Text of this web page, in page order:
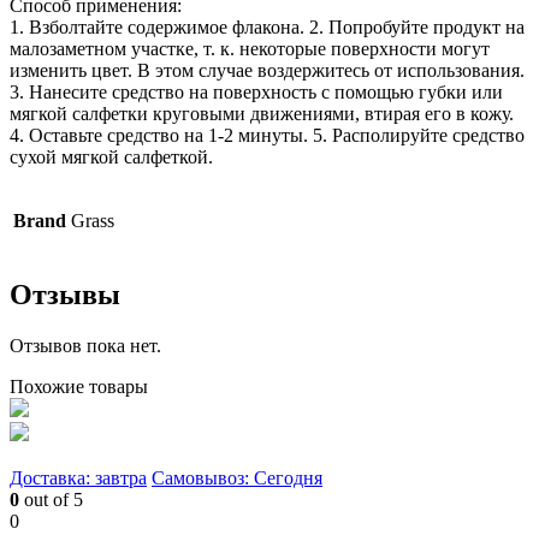
Способ применения:
1. Взболтайте содержимое флакона. 2. Попробуйте продукт на
малозаметном участке, т. к. некоторые поверхности могут
изменить цвет. В этом случае воздержитесь от использования.
3. Нанесите средство на поверхность с помощью губки или
мягкой салфетки круговыми движениями, втирая его в кожу.
4. Оставьте средство на 1-2 минуты. 5. Располируйте средство
сухой мягкой салфеткой.
Brand Grass
Отзывы
Отзывов пока нет.
Похожие товары
Доставка: завтра Самовывоз: Сегодня
0 out of 5
0